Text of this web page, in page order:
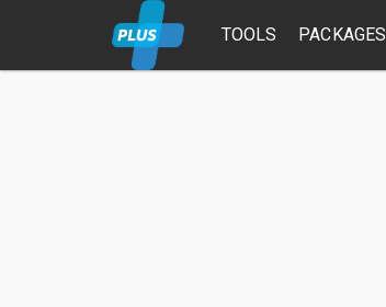
TOOLS PACKAGES